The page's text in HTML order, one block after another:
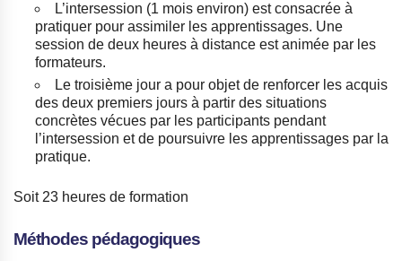
L’intersession (1 mois environ) est consacrée à
pratiquer pour assimiler les apprentissages. Une
session de deux heures à distance est animée par les
formateurs.
Le troisième jour a pour objet de renforcer les acquis
des deux premiers jours à partir des situations
concrètes vécues par les participants pendant
l’intersession et de poursuivre les apprentissages par la
pratique.
Soit 23 heures de formation
Méthodes pédagogiques